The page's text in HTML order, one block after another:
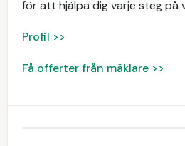
för att hjälpa dig varje steg på
Profil >>
Få offerter från mäklare >>